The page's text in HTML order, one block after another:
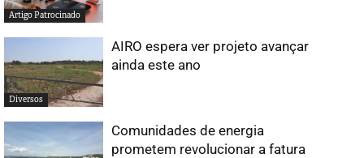
Artigo Patrocinado
Diversos
AIRO espera ver projeto avançar
ainda este ano
Comunidades de energia
prometem revolucionar a fatura